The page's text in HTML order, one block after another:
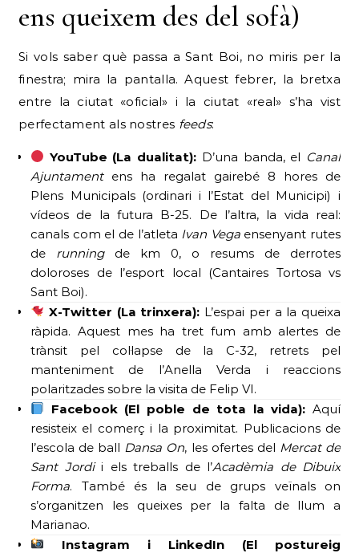
ens queixem des del sofà)
Si vols saber què passa a Sant Boi, no miris per la
finestra; mira la pantalla. Aquest febrer, la bretxa
entre la ciutat «oficial» i la ciutat «real» s’ha vist
perfectament als nostres feeds:
YouTube (La dualitat): D’una banda, el Canal
Ajuntamentens ha regalat gairebé 8 hores de
Plens Municipals (ordinari i l’Estat del Municipi) i
vídeos de la futura B-25. De l’altra, la vida real:
canals com el de l’atleta Ivan Vegaensenyant rutes
de runningde km 0, o resums de derrotes
doloroses de l’esport local (Cantaires Tortosa vs
Sant Boi).
X-Twitter (La trinxera): L’espai per a la queixa
ràpida. Aquest mes ha tret fum amb alertes de
trànsit pel col·lapse de la C-32, retrets pel
manteniment de l’Anella Verda i reaccions
polaritzades sobre la visita de Felip VI.
Facebook (El poble de tota la vida): Aquí
resisteix el comerç i la proximitat. Publicacions de
l’escola de ball Dansa On, les ofertes del Mercat de
Sant Jordii els treballs de l’Acadèmia de Dibuix
Forma. També és la seu de grups veïnals on
s’organitzen les queixes per la falta de llum a
Marianao.
Instagram i LinkedIn (El postureig